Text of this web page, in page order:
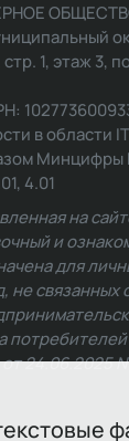
1, этаж 3,
в области
Минцифры
4.01
на
и
для
не связанных
от 24.06.2025